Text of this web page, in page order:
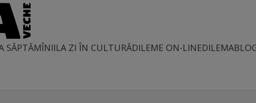
SĂPTĂMÎNIILA ZI ÎN CULTURĂDILEME ON-LINE